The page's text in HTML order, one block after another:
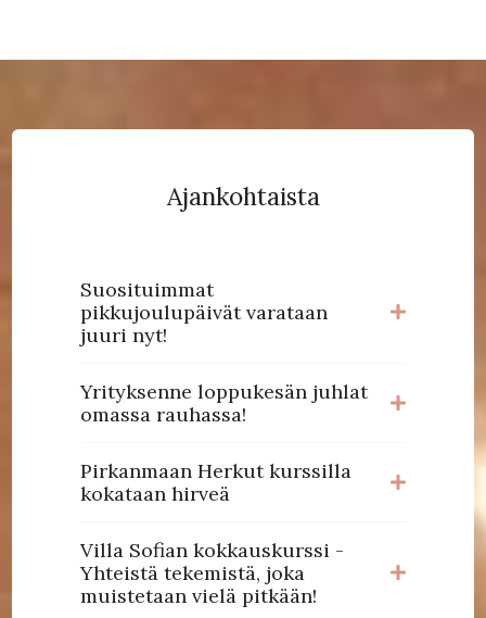
Ajankohtaista
Suosituimmat
pikkujoulupäivät varataan
juuri nyt!
Yrityksenne loppukesän juhlat
omassa rauhassa!
Pirkanmaan Herkut kurssilla
kokataan hirveä
Villa Sofian kokkauskurssi -
Yhteistä tekemistä, joka
muistetaan vielä pitkään!